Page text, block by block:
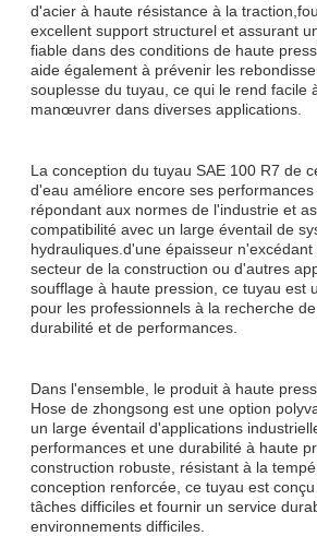
d'acier à haute résistance à la
excellent support structurel et assurant
fiable dans des conditions de haute
aide également à prévenir les
souplesse du tuyau, ce qui le rend facile
manœuvrer dans diverses applications.
La conception du tuyau SAE 100 R7 de
d'eau améliore encore ses performances
répondant aux normes de l'industrie et
compatibilité avec un large éventail de
hydrauliques.d'une épaisseur
secteur de la construction ou d'autres
soufflage à haute pression, ce tuyau est
pour les professionnels à la recherche
durabilité et de performances.
Dans l'ensemble, le produit à haute
Hose de zhongsong est une option
un large éventail d'applications
performances et une durabilité à haute
construction robuste, résistant à la
conception renforcée, ce tuyau est
tâches difficiles et fournir un service
environnements difficiles.